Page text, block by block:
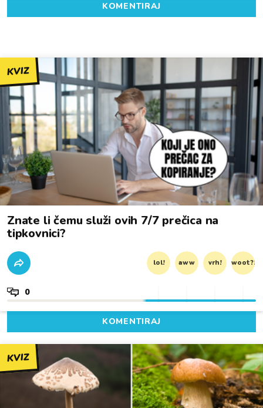
KOMENTIRAJ
KVIZ
Znate li čemu služi ovih 7/7 prečica na
tipkovnici?
lol! aww vrh! woot?!
0
KOMENTIRAJ
KVIZ